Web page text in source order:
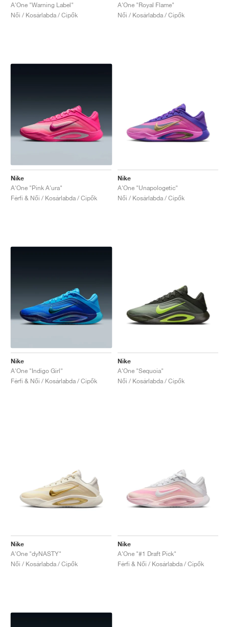
A'One "Warning Label"
Női / Kosárlabda / Cipők
A'One "Royal Flame"
Női / Kosárlabda / Cipők
Nike
A'One "Pink A'ura"
Férfi & Női / Kosárlabda / Cipők
Nike
A'One "Unapologetic"
Női / Kosárlabda / Cipők
Nike
A'One "Indigo Girl"
Férfi & Női / Kosárlabda / Cipők
Nike
A'One "Sequoia"
Női / Kosárlabda / Cipők
Nike
A'One "dyNASTY"
Női / Kosárlabda / Cipők
Nike
A'One "#1 Draft Pick"
Férfi & Női / Kosárlabda / Cipők